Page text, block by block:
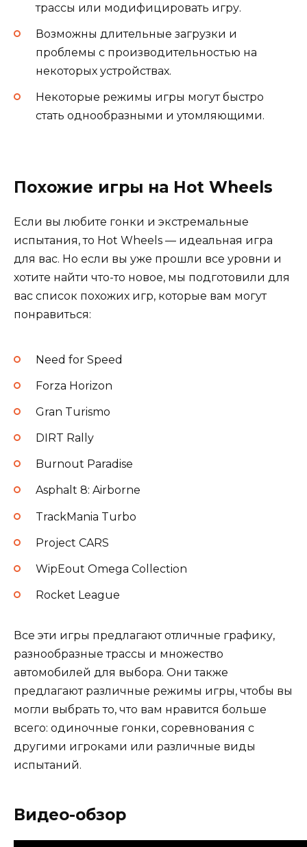
трассы или модифицировать игру.
Возможны длительные загрузки и
проблемы с производительностью на
некоторых устройствах.
Некоторые режимы игры могут быстро
стать однообразными и утомляющими.
Похожие игры на Hot Wheels
Если вы любите гонки и экстремальные
испытания, то Hot Wheels — идеальная игра
для вас. Но если вы уже прошли все уровни и
хотите найти что-то новое, мы подготовили для
вас список похожих игр, которые вам могут
понравиться:
Need for Speed
Forza Horizon
Gran Turismo
DIRT Rally
Burnout Paradise
Asphalt 8: Airborne
TrackMania Turbo
Project CARS
WipEout Omega Collection
Rocket League
Все эти игры предлагают отличные графику,
разнообразные трассы и множество
автомобилей для выбора. Они также
предлагают различные режимы игры, чтобы вы
могли выбрать то, что вам нравится больше
всего: одиночные гонки, соревнования с
другими игроками или различные виды
испытаний.
Видео-обзор